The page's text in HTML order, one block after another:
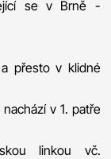
se v Brně -
přesto v klidné
v 1. patře
linkou vč.